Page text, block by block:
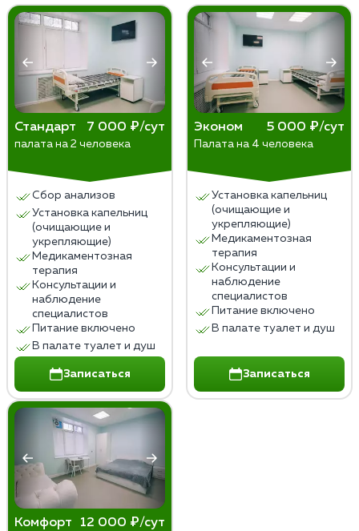
Стандарт 7 000 ₽/сут
палата на 2 человека
Сбор анализов
Установка капельниц
(очищающие и
укрепляющие)
Медикаментозная
терапия
Консультации и
наблюдение
специалистов
Питание включено
В палате туалет и душ
Записаться
Эконом 5 000 ₽/сут
Палата на 4 человека
Установка капельниц
(очищающие и
укрепляющие)
Медикаментозная
терапия
Консультации и
наблюдение
специалистов
Питание включено
В палате туалет и душ
Записаться
Комфорт 12 000 ₽/сут